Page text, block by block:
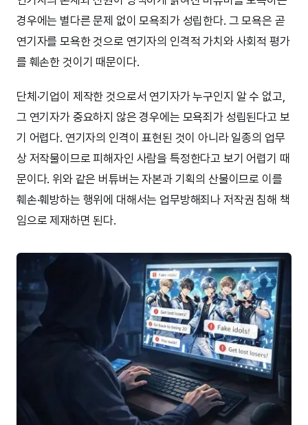
경우에는 별다른 문제 없이 모욕죄가 성립한다. 그 모욕은 곧
연기자를 모욕한 것으로 연기자의 인격적 가치와 사회적 평가
를 훼손한 것이기 때문이다.
단체·기업이 제작한 것으로서 연기자가 누구인지 알 수 없고,
그 연기자가 중요하지 않은 경우에는 모욕죄가 성립된다고 보
기 어렵다. 연기자의 인격이 표현된 것이 아니라 일종의 업무
상 저작물이므로 피해자인 사람을 특정한다고 보기 어렵기 때
문이다. 위와 같은 버튜버는 자본과 기획의 산물이므로 이를
훼손·훼방하는 행위에 대해서는 업무방해죄나 저작권 침해 책
임으로 제재하면 된다.